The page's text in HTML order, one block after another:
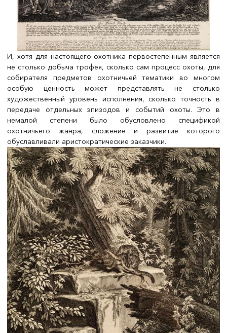
И, хотя для настоящего охотника первостепенным является
не столько добыча трофея, сколько сам процесс охоты, для
собирателя предметов охотничьей тематики во многом
особую ценность может представлять не столько
художественный уровень исполнения, сколько точность в
передаче отдельных эпизодов и событий охоты. Это в
немалой степени было обусловлено спецификой
охотничьего жанра, сложение и развитие которого
обуславливали аристократические заказчики.